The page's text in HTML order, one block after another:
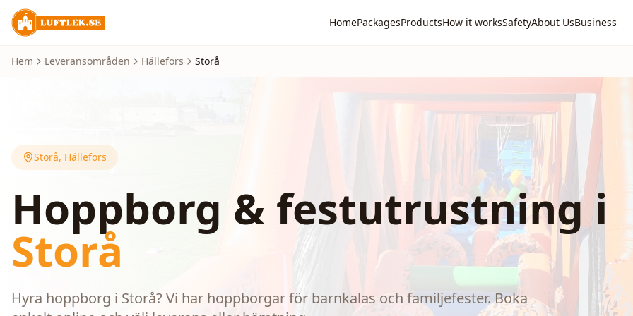
HomePackagesProductsHow it worksSafetyAbout UsBusiness
Hem Leveransområden Hällefors Storå
Storå, Hällefors
Hoppborg & festutrustning i
Storå
Hyra hoppborg i Storå? Vi har hoppborgar för barnkalas och familjefester. Boka